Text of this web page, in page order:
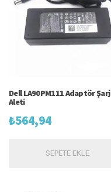
Dell LA90PM111 Adaptör Şarj
Aleti
₺564,94
SEPETE EKLE